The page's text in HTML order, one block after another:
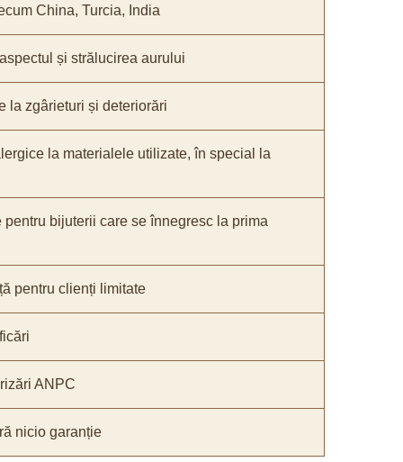
China, Turcia, India
și strălucirea aurului
la zgârieturi și deteriorări
la materialele utilizate, în special la
bijuterii care se înnegresc la prima
pentru clienți limitate
ANPC
nicio garanție